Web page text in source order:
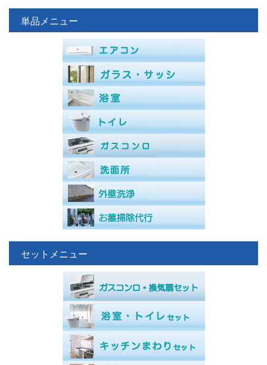
単品メニュー
セットメニュー